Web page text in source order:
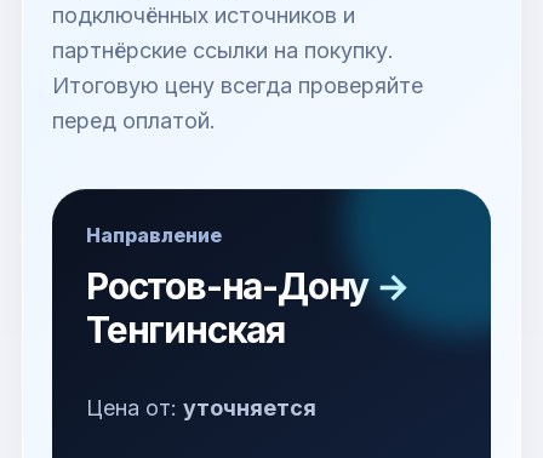
подключённых источников и
партнёрские ссылки на покупку.
Итоговую цену всегда проверяйте
перед оплатой.
Направление
Ростов-на-Дону →
Тенгинская
Цена от: уточняется